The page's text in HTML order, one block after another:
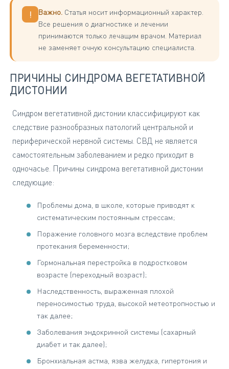
! Важно. Статья носит информационный характер.
Все решения о диагностике и лечении
принимаются только лечащим врачом. Материал
не заменяет очную консультацию специалиста.
ПРИЧИНЫ СИНДРОМА ВЕГЕТАТИВНОЙ
ДИСТОНИИ
Синдром вегетативной дистонии классифицируют как
следствие разнообразных патологий центральной и
периферической нервной системы. СВД не является
самостоятельным заболеванием и редко приходит в
одночасье. Причины синдрома вегетативной дистонии
следующие:
Проблемы дома, в школе, которые приводят к
систематическим постоянным стрессам;
Поражение головного мозга вследствие проблем
протекания беременности;
Гормональная перестройка в подростковом
возрасте (переходный возраст);
Наследственность, выраженная плохой
переносимостью труда, высокой метеотропностью и
так далее;
Заболевания эндокринной системы (сахарный
диабет и так далее);
Бронхиальная астма, язва желудка, гипертония и